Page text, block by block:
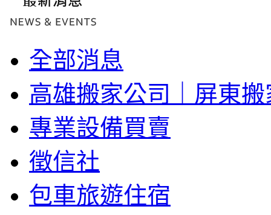
全部消息
高雄搬家公司｜屏東
專業設備買賣
徵信社
包車旅遊住宿